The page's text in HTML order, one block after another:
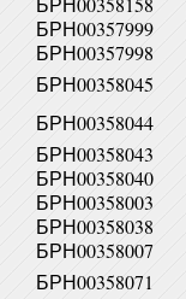
БРН00357999
БРН00357998
БРН00358045
БРН00358044
БРН00358043
БРН00358040
БРН00358003
БРН00358038
БРН00358007
БРН00358071